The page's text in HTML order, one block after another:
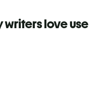
writers love use